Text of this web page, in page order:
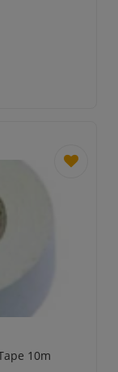
dodaj
10m